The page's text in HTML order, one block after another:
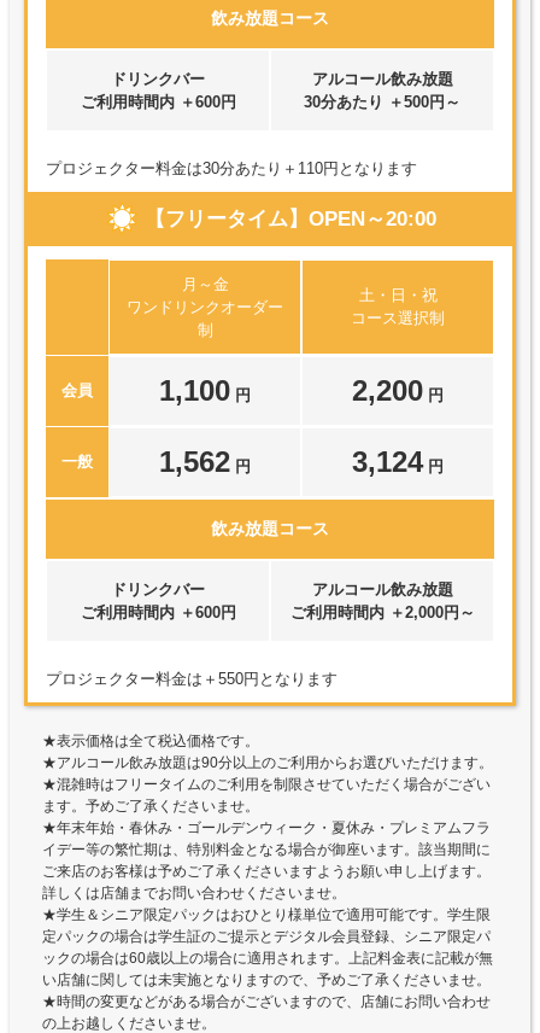
飲み放題コース
ドリンクバー
ご利用時間内 ＋600円
アルコール飲み放題
30分あたり ＋500円～
プロジェクター料金は30分あたり＋110円となります
【フリータイム】OPEN～20:00
月～金
ワンドリンクオーダー
制
土・日・祝
コース選択制
会員 1,100 円 2,200 円
一般 1,562 円 3,124 円
飲み放題コース
ドリンクバー
ご利用時間内 ＋600円
アルコール飲み放題
ご利用時間内 ＋2,000円～
プロジェクター料金は＋550円となります
★表示価格は全て税込価格です。
★アルコール飲み放題は90分以上のご利用からお選びいただけます。
★混雑時はフリータイムのご利用を制限させていただく場合がござい
ます。予めご了承くださいませ。
★年末年始・春休み・ゴールデンウィーク・夏休み・プレミアムフラ
イデー等の繁忙期は、特別料金となる場合が御座います。該当期間に
ご来店のお客様は予めご了承くださいますようお願い申し上げます。
詳しくは店舗までお問い合わせくださいませ。
★学生＆シニア限定パックはおひとり様単位で適用可能です。学生限
定パックの場合は学生証のご提示とデジタル会員登録、シニア限定パ
ックの場合は60歳以上の場合に適用されます。上記料金表に記載が無
い店舗に関しては未実施となりますので、予めご了承くださいませ。
★時間の変更などがある場合がございますので、店舗にお問い合わせ
の上お越しくださいませ。